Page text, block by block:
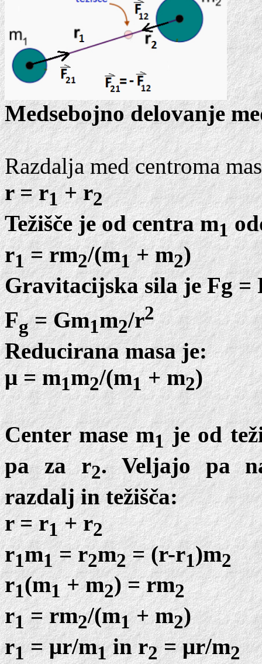
Medsebojno delovanje
Razdalja med centroma
r = r1+ r2
Težišče je od centra m1
r1= rm2/(m1+ m2)
Gravitacijska sila je Fg =
Fg= Gm1m2/r2
Reducirana masa je:
μ = m1m2/(m1+ m2)
Center mase m1je od
pa za r2. Veljajo pa
razdalj in težišča:
r = r1+ r2
r1m1= r2m2= (r-r1)m2
r1(m1+ m2) = rm2
r1= rm2/(m1+ m2)
r1= μr/m1in r2= μr/m2